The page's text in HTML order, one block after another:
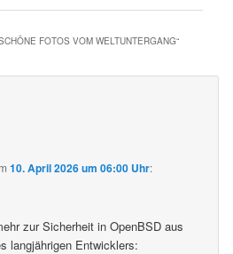
FOTOS VOM WELTUNTERGANG“
10. April 2026 um 06:00 Uhr:
zur Sicherheit in OpenBSD aus
langjährigen Entwicklers: